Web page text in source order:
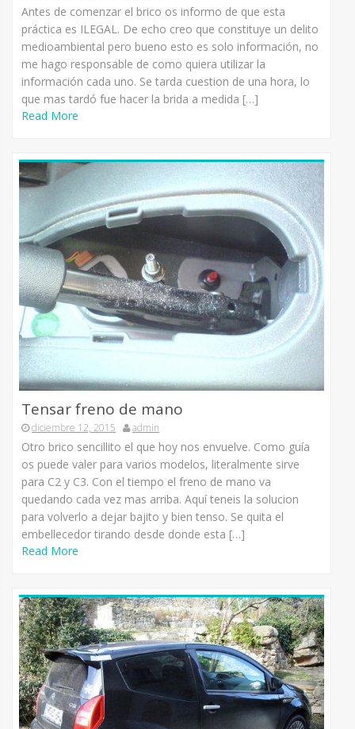
Antes de comenzar el brico os informo de que esta
práctica es ILEGAL. De echo creo que constituye un delito
medioambiental pero bueno esto es solo información, no
me hago responsable de como quiera utilizar la
información cada uno. Se tarda cuestion de una hora, lo
que mas tardó fue hacer la brida a medida […]
Read More
Tensar freno de mano
diciembre 12, 2015 admin
Otro brico sencillito el que hoy nos envuelve. Como guía
os puede valer para varios modelos, literalmente sirve
para C2 y C3. Con el tiempo el freno de mano va
quedando cada vez mas arriba. Aquí teneis la solucion
para volverlo a dejar bajito y bien tenso. Se quita el
embellecedor tirando desde donde esta […]
Read More